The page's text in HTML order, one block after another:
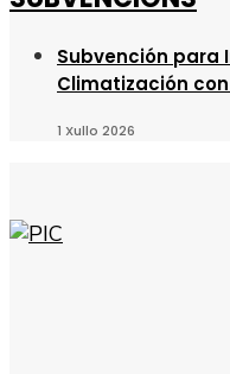
Subvención para
Climatización
1 Xullo 2026